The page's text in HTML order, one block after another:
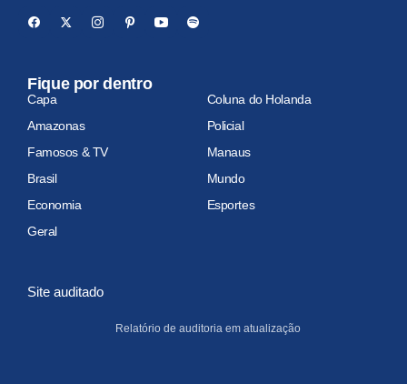
Fique por dentro
Capa
Coluna do Holanda
Amazonas
Policial
Famosos & TV
Manaus
Brasil
Mundo
Economia
Esportes
Geral
Site auditado
Relatório de auditoria em atualização